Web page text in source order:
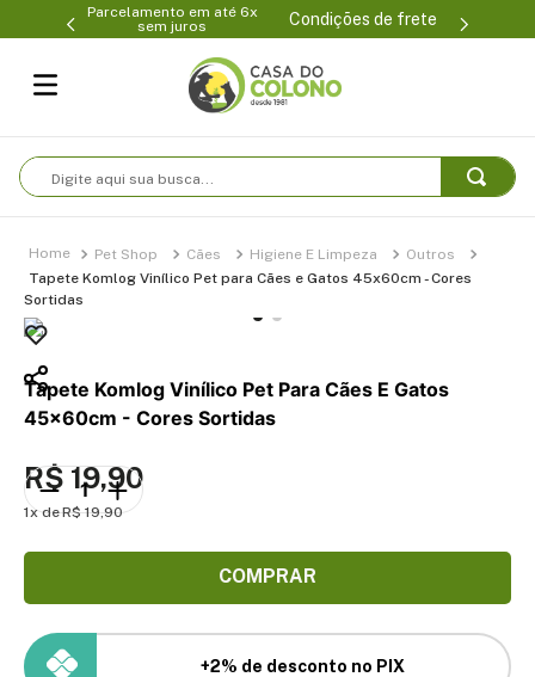
em até 6x
Condições de frete (47) 3399-0231
Digite aqui sua busca...
Pet Shop Cães Higiene E Limpeza
Outros
Tapete Komlog Vinílico Pet para Cães e Gatos 45x60cm - Cores
Sortidas
Tapete Komlog Vinílico Pet Para Cães E Gatos
45x60cm - Cores Sortidas
R$19,90
1 R$ 19,90
COMPRAR
+2% de desconto no PIX